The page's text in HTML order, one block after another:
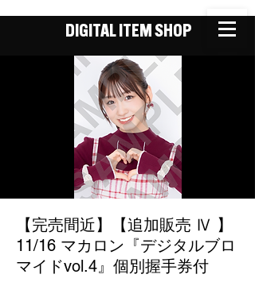
DIGITAL ITEM SHOP
【完売間近】【追加販売 Ⅳ 】
11/16 マカロン『デジタルブロ
マイドvol.4』個別握手券付